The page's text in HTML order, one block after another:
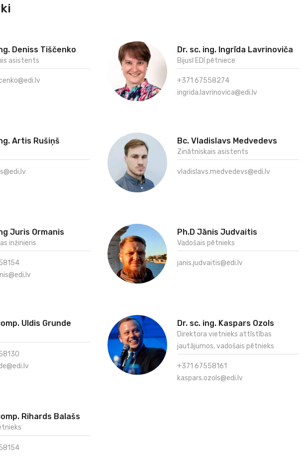
Deniss Tiščenko
asistents
Dr. sc. ing. Ingrīda Lavrinoviča
Bijusī EDI pētniece
+371 67558274
ingrida.lavrinovica@edi.lv
Artis Rušiņš Bc. Vladislavs Medvedevs
Zinātniskais asistents
vladislavs.medvedevs@edi.lv
Juris Ormanis
inžinieris
Ph.D Jānis Judvaitis
Vadošais pētnieks
janis.judvaitis@edi.lv
Uldis Grunde Dr. sc. ing. Kaspars Ozols
Direktora vietnieks attīstības
jautājumos, vadošais pētnieks
+371 67558161
kaspars.ozols@edi.lv
Rihards Balašs